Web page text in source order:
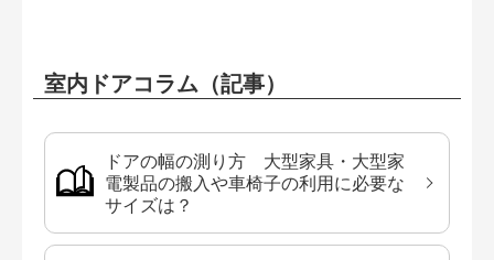
室内ドアコラム（記事）
ドアの幅の測り方 大型家具・大型家
電製品の搬入や車椅子の利用に必要な
サイズは？